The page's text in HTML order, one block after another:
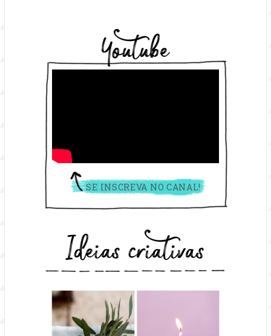
Youtube
SE INSCREVA NO CANAL!
Ideias criativas